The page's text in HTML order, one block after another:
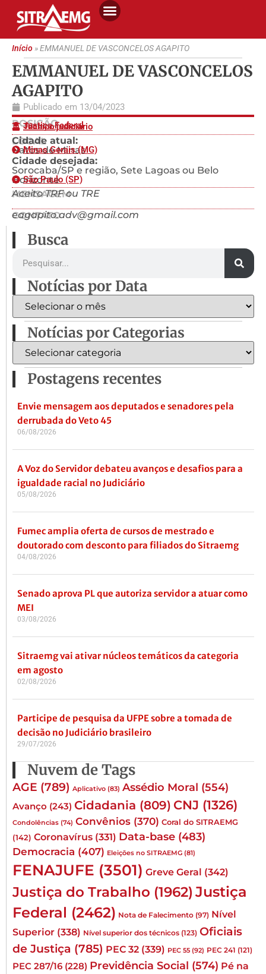
Início»EMMANUEL DE VASCONCELOS AGAPITO
EMMANUEL DE VASCONCELOS
AGAPITO
Publicado em 13/04/2023
POSIÇÃO
Justiça Federal
Técnico judiciário
LOCAL
Cidade atual:
Patos de Minas
Minas Gerais (MG)
Cidade desejada:
Sorocaba/SP e região, Sete Lagoas ou Belo
Horizonte
São Paulo (SP)
MENSAGEM
Aceito TRF ou TRE
CONTATO
eagapito.adv@gmail.com
Busca
Notícias por Data
Notícias por Categorias
Postagens recentes
Envie mensagem aos deputados e senadores pela
derrubada do Veto 45
06/08/2026
A Voz do Servidor debateu avanços e desafios para a
igualdade racial no Judiciário
05/08/2026
Fumec amplia oferta de cursos de mestrado e
doutorado com desconto para filiados do Sitraemg
04/08/2026
Senado aprova PL que autoriza servidor a atuar como
MEI
03/08/2026
Sitraemg vai ativar núcleos temáticos da categoria
em agosto
02/08/2026
Participe de pesquisa da UFPE sobre a tomada de
decisão no Judiciário brasileiro
29/07/2026
Nuvem de Tags
AGE (789) Aplicativo (83) Assédio Moral (554)
Avanço (243) Cidadania (809) CNJ (1326)
Condolências (74) Convênios (370) Coral do SITRAEMG
(142) Coronavírus (331) Data-base (483)
Democracia (407) Eleições no SITRAEMG (81)
FENAJUFE (3501) Greve Geral (342)
Justiça do Trabalho (1962) Justiça
Federal (2462) Nota de Falecimento (97) Nível
Superior (338) Nível superior dos técnicos (123) Oficiais
de Justiça (785) PEC 32 (339) PEC 55 (92) PEC 241 (121)
PEC 287/16 (228) Previdência Social (574) Pé na